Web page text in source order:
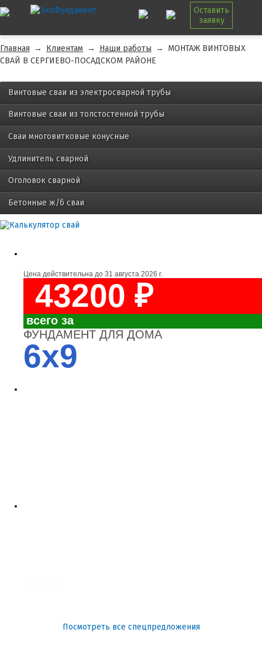
Оставить
заявку
Главная → Клиентам → Наши работы →
МОНТАЖ ВИНТОВЫХ
СВАЙ В СЕРГИЕВО-ПОСАДСКОМ РАЙОНЕ
Винтовые сваи из электросварной трубы
Винтовые сваи из толстостенной трубы
Сваи многовитковые конусные
Удлинитель сварной
Оголовок сварной
Бетонные ж/б сваи
Цена действительна до 31 августа 2026 г.
43200 ₽
всего за
ФУНДАМЕНТ ДЛЯ ДОМА
6x9
Посмотреть все спецпредложения